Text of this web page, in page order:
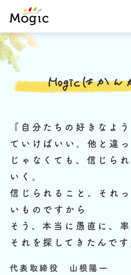
Mogic
Mogicはか
『自分たちの好きなよ
ていけばいい。 他と違
じゃなくても、信じら
いく。
信じられること、それ
いものですから
そう、本当に愚直に、
それを探してきたんです
代表取締役 山根陽一